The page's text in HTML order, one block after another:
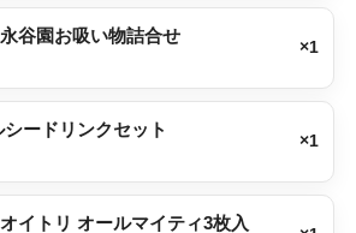
谷園お吸い物詰合せ
×1
ードリンクセット
×1
イトリ オールマイティ3枚入